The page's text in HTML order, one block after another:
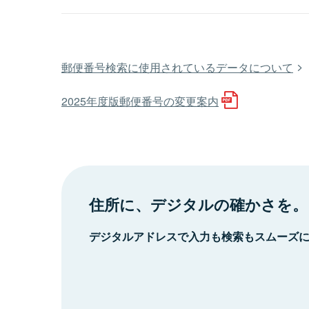
郵便番号検索に使用されているデータについて
2025年度版郵便番号の変更案内
住所に、デジタルの確かさを。
デジタルアドレスで入力も検索もスムーズ